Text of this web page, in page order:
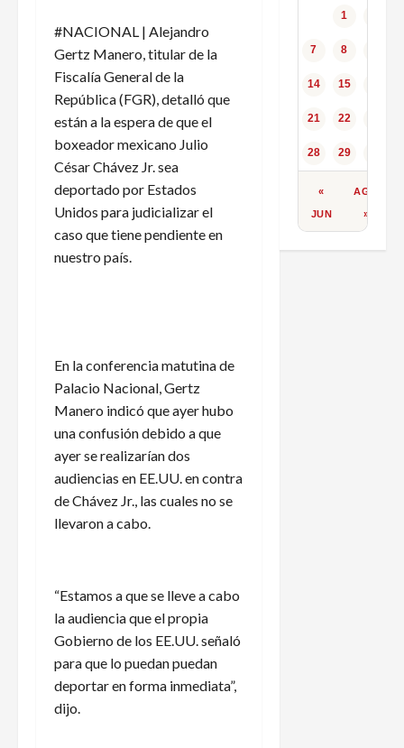
#NACIONAL | Alejandro
Gertz Manero, titular de la
Fiscalía General de la
República (FGR), detalló que
están a la espera de que el
boxeador mexicano Julio
César Chávez Jr. sea
deportado por Estados
Unidos para judicializar el
caso que tiene pendiente en
nuestro país.
En la conferencia matutina de
Palacio Nacional, Gertz
Manero indicó que ayer hubo
una confusión debido a que
ayer se realizarían dos
audiencias en EE.UU. en contra
de Chávez Jr., las cuales no se
llevaron a cabo.
“Estamos a que se lleve a cabo
la audiencia que el propia
Gobierno de los EE.UU. señaló
para que lo puedan puedan
deportar en forma inmediata”,
dijo.
1
7 8
14 15
21 22
28 29
«
JUN
AGO
»